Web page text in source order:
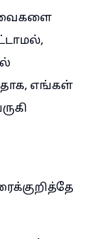
எங்கள்